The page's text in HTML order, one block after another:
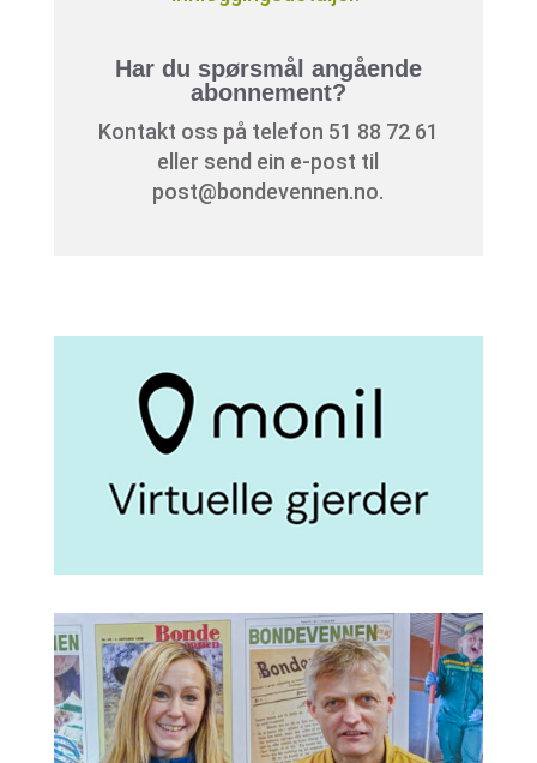
Har du spørsmål angående
abonnement?
Kontakt oss på telefon 51 88 72 61
eller send ein e-post til
post@bondevennen.no.